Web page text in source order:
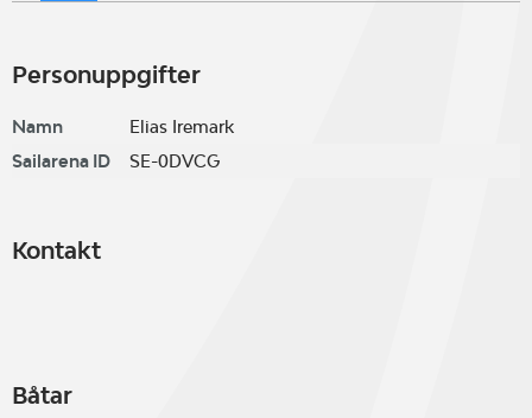
Personuppgifter
Namn
Elias Iremark
Sailarena ID
SE-0DVCG
Kontakt
Båtar